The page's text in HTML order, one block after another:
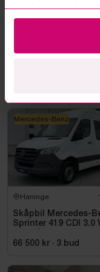
samlat in när du
Haninge
Skåpbil Mercedes-
Sprinter 419 CDI 3.0
66 500 kr · 3 bud
Mercedes-Benz